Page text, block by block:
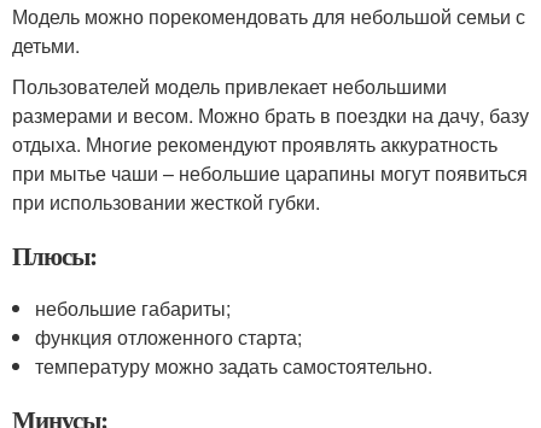
Модель можно порекомендовать для небольшой семьи с
детьми.
Пользователей модель привлекает небольшими
размерами и весом. Можно брать в поездки на дачу, базу
отдыха. Многие рекомендуют проявлять аккуратность
при мытье чаши – небольшие царапины могут появиться
при использовании жесткой губки.
Плюсы:
небольшие габариты;
функция отложенного старта;
температуру можно задать самостоятельно.
Минусы: